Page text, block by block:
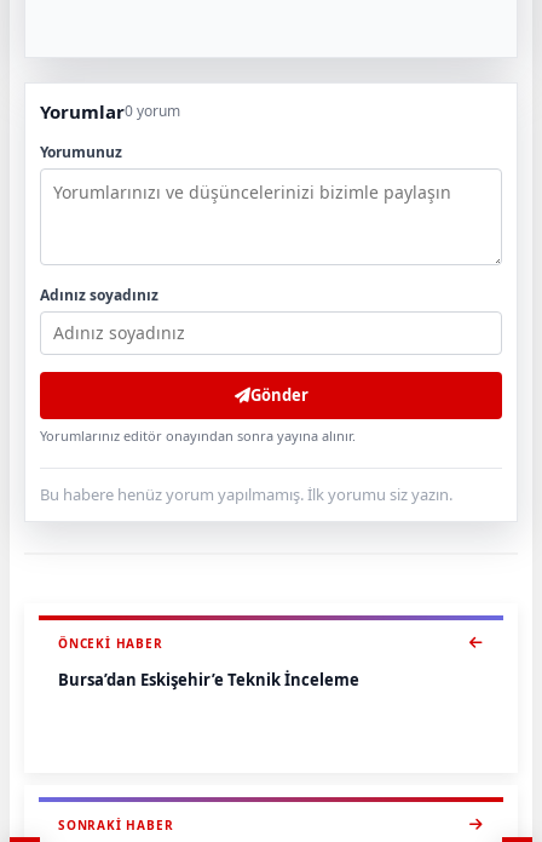
Yorumlar0 yorum
Yorumunuz
Adınız soyadınız
Gönder
Yorumlarınız editör onayından sonra yayına alınır.
Bu habere henüz yorum yapılmamış. İlk yorumu siz yazın.
ÖNCEKI HABER
Bursa’dan Eskişehir’e Teknik İnceleme
SONRAKI HABER